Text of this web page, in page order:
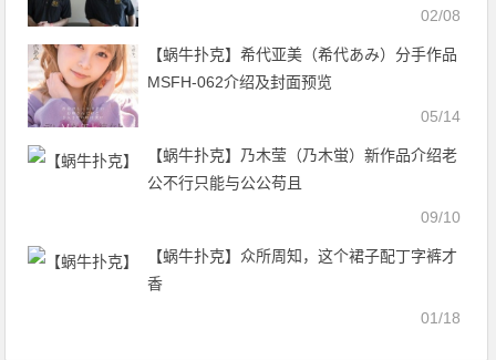
02/08
【蜗牛扑克】希代亚美（希代あみ）分手作品
MSFH-062介绍及封面预览
05/14
【蜗牛扑克】乃木莹（乃木蛍）新作品介绍老
公不行只能与公公苟且
09/10
【蜗牛扑克】众所周知，这个裙子配丁字裤才
香
01/18